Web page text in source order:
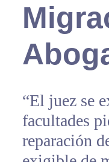
“El juez se
facultades
reparación